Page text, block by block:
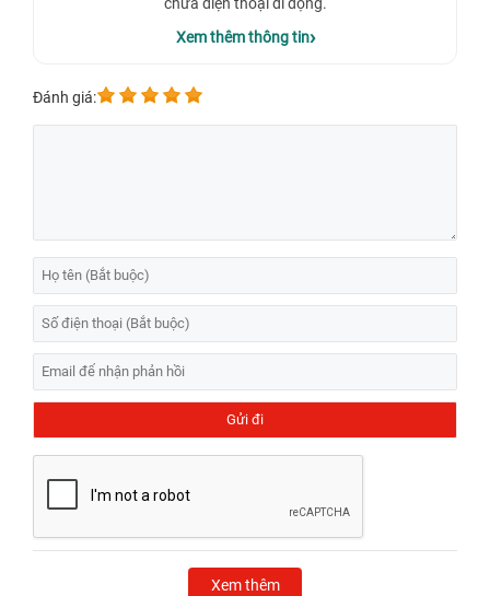
chữa điện thoại di động.
Xem thêm thông tin
Đánh giá:
Xem thêm